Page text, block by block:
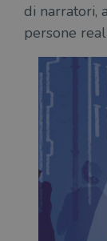
di narratori,
persone